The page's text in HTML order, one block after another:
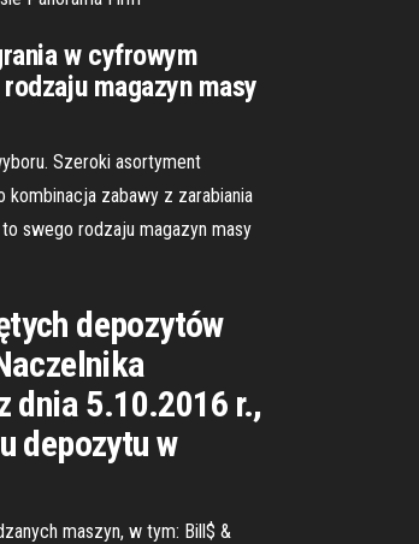
w cyfrowym
magazyn masy
Szeroki asortyment
zabawy z zarabiania
swego rodzaju magazyn masy
depozytów
dnia 5.10.2016 r.,
depozytu w
maszyn, w tym: Bill$ &